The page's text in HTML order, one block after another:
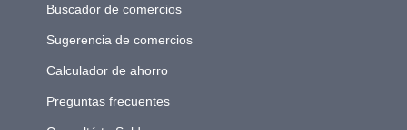
Buscador de comercios
Sugerencia de comercios
Calculador de ahorro
Preguntas frecuentes